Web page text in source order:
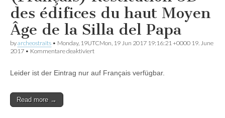
des édifices du haut Moyen
Âge de la Silla del Papa
byarcheostraits • Monday, 19UTCMon, 19 Jun 2017 19:16:21 +0000 19. June
2017 • Kommentare deaktiviertfür
3D
Leider ist der Eintrag nur auf Français verfügbar.
Read more →